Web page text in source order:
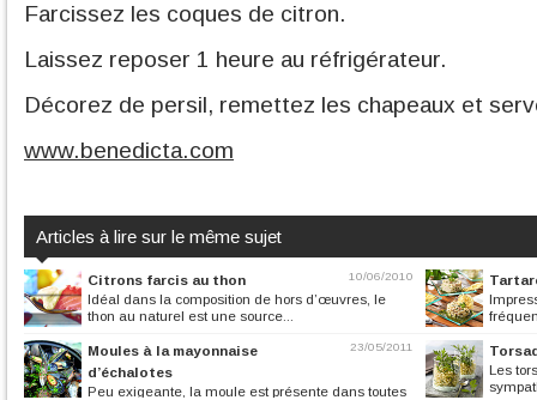
Farcissez les coques de citron.
Laissez reposer 1 heure au réfrigérateur.
Décorez de persil, remettez les chapeaux et
www.benedicta.com
Articles à lire sur le même sujet
10/06/2010
Citrons farcis au thon
Idéal dans la composition de hors d’œuvres, le
thon au naturel est une source...
23/05/2011
Moules à la mayonnaise
d’échalotes
Peu exigeante, la moule est présente dans toutes
Les